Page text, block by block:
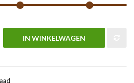
IN WINKELWAGEN